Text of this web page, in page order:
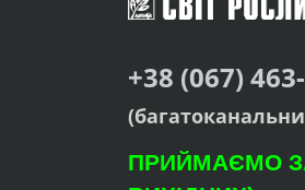
+38 (067)
ПРИЙМАЄМО